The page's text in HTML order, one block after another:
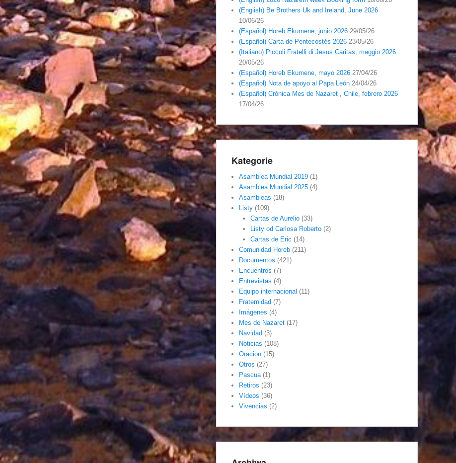
(English) Be Brothers Uk and Ireland, June 2026
10/06/26
(Español) Horeb Ekumene, junio 2026 29/05/26
(Español) Carta de Pentecostés 2026 23/05/26
(Italiano) Piccoli Fratelli di Jesus Caritas, maggio 2026
20/05/26
(Español) Horeb Ekumene, mayo 2026 27/04/26
(Español) Nota de apoyo al Papa León 24/04/26
(Español) Crónica Mes de Nazaret , Chile, febrero 2026
17/04/26
Kategorie
Asamblea Mundial 2019 (1)
Asamblea Mundial 2025 (4)
Asambleas (18)
Listy (109)
Cartas de Aurelio(33)
Listy od Carlosa Roberto(2)
Cartas de Eric (14)
Comunidad Horeb (211)
Documentos (421)
Encuentros (7)
Entrevistas (4)
Equipo internacional (11)
Fraternidad (7)
Imágenes (4)
Mes de Nazaret (17)
Navidad (3)
Noticias (108)
Oracion (15)
Otros (27)
Pascua(1)
Retiros (23)
Vídeos (36)
Vivencias (2)